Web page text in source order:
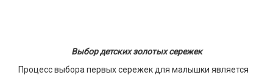
Выбор детских золотых сережек
Процесс выбора первых сережек для малышки является